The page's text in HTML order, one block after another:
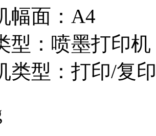
幅面：A4
型：喷墨打印机
类型：打印/复